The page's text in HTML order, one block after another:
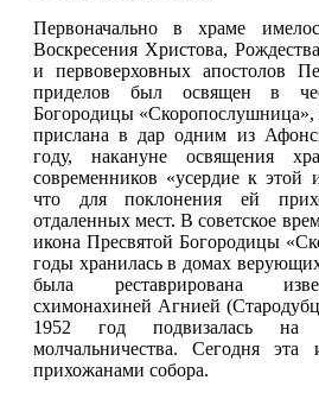
Первоначально в храме
Воскресения Христова,
и первоверховных апостолов
приделов был освящен в
Богородицы «Скоропослушница»,
прислана в дар одним из
году, накануне освящения
современников «усердие к этой
что для поклонения ей
отдаленных мест. В советское
икона Пресвятой Богородицы
годы хранилась в домах
была реставрирована
схимонахиней Агнией
1952 год подвизалась на
молчальничества. Сегодня эта
прихожанами собора.